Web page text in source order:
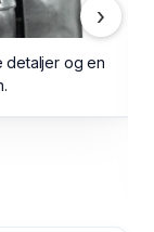
›
detaljer og en